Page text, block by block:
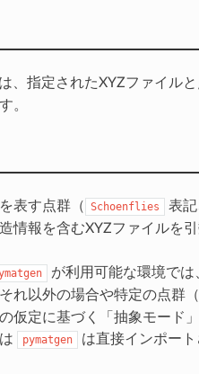
は、指定されたXYZファイル
。
表す点群（ Schoenflies 表
情報を含むXYZファイルを
が利用可能な環境で
れ以外の場合や特定の点群（
仮定に基づく「抽象モード
pymatgen は直接インポート